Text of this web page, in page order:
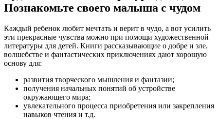
Познакомьте своего малыша с чудом
Каждый ребенок любит мечтать и верит в чудо, а вот усилить
эти прекрасные чувства можно при помощи художественной
литературы для детей. Книги рассказывающие о добре и зле,
волшебстве и фантастических приключениях дают хорошую
основу для:
развития творческого мышления и фантазии;
получения начальных понятий об устройстве
окружающего мира;
увлекательного процесса приобретения или закрепления
навыков чтения и т.д.